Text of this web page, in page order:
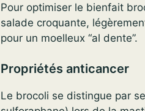
Pour optimiser le bienfait
salade croquante,
pour un moelleux “al dente”.
Propriétés anticancer
Le brocoli se distingue par